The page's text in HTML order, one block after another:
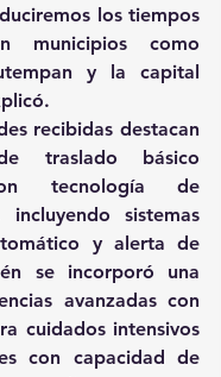
los tiempos
municipios como
y la capital
recibidas destacan
traslado básico
tecnología de
sistemas
y alerta de
se incorporó una
avanzadas con
cuidados intensivos
con capacidad de